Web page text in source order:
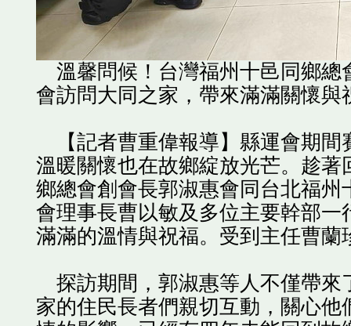
溫馨問候！台灣福州十邑同鄉總
會訪問大同之家，帶來滿滿關懷
【記者曹重偉報導】縣運會期間
溫暖關懷也在故鄉綻放光芒。趁
鄉總會創會長郭淑惠會同台北福
會理事長曹以敏及多位主要幹部
滿滿的溫情與祝福。受到主任曹
探訪期間，郭淑惠等人不僅帶來
家的住民長者們親切互動，關心